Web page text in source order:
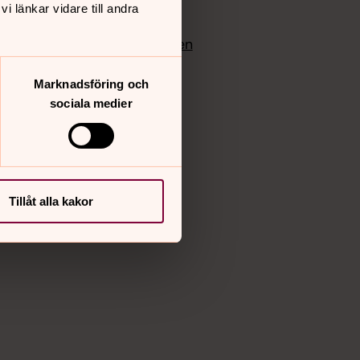
länkar vidare till andra
Marknadsföring och
sociala medier
Tillåt alla kakor
Instagram
Bloggportalen